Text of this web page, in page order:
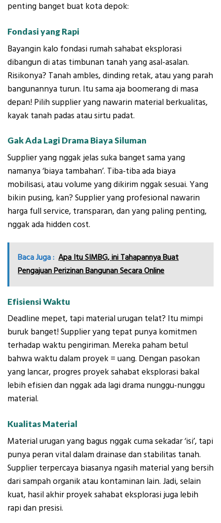
penting banget buat kota depok:
Fondasi yang Rapi
Bayangin kalo fondasi rumah sahabat eksplorasi
dibangun di atas timbunan tanah yang asal-asalan.
Risikonya? Tanah ambles, dinding retak, atau yang parah
bangunannya turun. Itu sama aja boomerang di masa
depan! Pilih supplier yang nawarin material berkualitas,
kayak tanah padas atau sirtu padat.
Gak Ada Lagi Drama Biaya Siluman
Supplier yang nggak jelas suka banget sama yang
namanya ‘biaya tambahan’. Tiba-tiba ada biaya
mobilisasi, atau volume yang dikirim nggak sesuai. Yang
bikin pusing, kan? Supplier yang profesional nawarin
harga full service, transparan, dan yang paling penting,
nggak ada hidden cost.
Baca Juga : Apa Itu SIMBG, ini Tahapannya Buat
Pengajuan Perizinan Bangunan Secara Online
Efisiensi Waktu
Deadline mepet, tapi material urugan telat? Itu mimpi
buruk banget! Supplier yang tepat punya komitmen
terhadap waktu pengiriman. Mereka paham betul
bahwa waktu dalam proyek = uang. Dengan pasokan
yang lancar, progres proyek sahabat eksplorasi bakal
lebih efisien dan nggak ada lagi drama nunggu-nunggu
material.
Kualitas Material
Material urugan yang bagus nggak cuma sekadar ‘isi’, tapi
punya peran vital dalam drainase dan stabilitas tanah.
Supplier terpercaya biasanya ngasih material yang bersih
dari sampah organik atau kontaminan lain. Jadi, selain
kuat, hasil akhir proyek sahabat eksplorasi juga lebih
rapi dan presisi.